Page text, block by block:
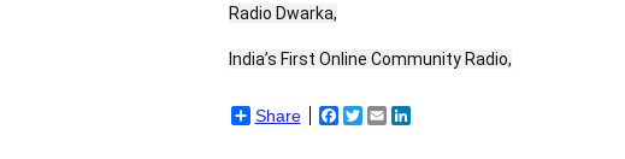
Radio Dwarka,
India’s First Online Community Radio,
Share Facebook
TwitterEmail